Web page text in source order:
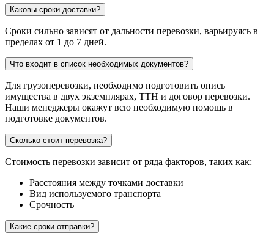
Каковы сроки доставки?
Сроки сильно зависят от дальности перевозки, варьируясь в
пределах от 1 до 7 дней.
Что входит в список необходимых документов?
Для грузоперевозки, необходимо подготовить опись
имущества в двух экземплярах, ТТН и договор перевозки.
Наши менеджеры окажут всю необходимую помощь в
подготовке документов.
Сколько стоит перевозка?
Стоимость перевозки зависит от ряда факторов, таких как:
Расстояния между точками доставки
Вид используемого транспорта
Срочность
Какие сроки отправки?